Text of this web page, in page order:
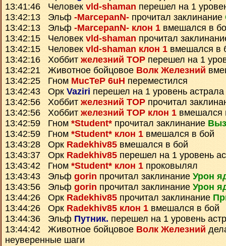
13:41:46 Человек vld-shaman перешел на 1
13:42:13 Эльф -MarcepanN- прочитал заклинание
13:42:13 Эльф -MarcepanN- клон 1 вмешался в
13:42:15 Человек vld-shaman прочитал
13:42:15 Человек vld-shaman клон 1 вмешался в
13:42:16 Хоббит железний ТОР перешел на 1
13:42:21 Животное бойцовое Волк Железний
13:42:25 Гном MucTeP 6uH переместился
13:42:43 Орк Vaziri перешел на 1 уровень астрала
13:42:56 Хоббит железний ТОР прочитал
13:42:56 Хоббит железний ТОР клон 1 вмешался
13:42:59 Гном *Student* прочитал заклинание
13:42:59 Гном *Student* клон 1 вмешался в бой
13:43:28 Орк Radekhiv85 вмешался в бой
13:43:37 Орк Radekhiv85 перешел на 1 уровень
13:43:42 Гном *Student* клон 1 проковылял
13:43:43 Эльф gorin прочитал заклинание Урон
13:43:56 Эльф gorin прочитал заклинание Урон
13:44:26 Орк Radekhiv85 прочитал заклинание
13:44:26 Орк Radekhiv85 клон 1 вмешался в бой
13:44:36 Эльф Путник. перешел на 1 уровень
13:44:42 Животное бойцовое Волк Железний
неуверенные шаги